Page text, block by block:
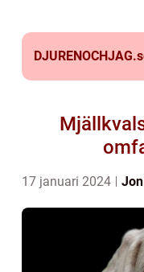
DJURENOCHJAG.
17 januari 2024